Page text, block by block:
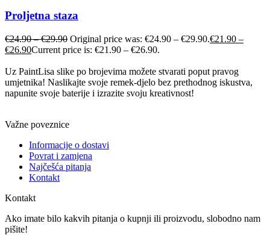
Proljetna staza
€24.90–€29.90 Original price was: €24.90 – €29.90.€21.90 –
€26.90Current price is: €21.90 – €26.90.
Uz PaintLisa slike po brojevima možete stvarati poput pravog
umjetnika! Naslikajte svoje remek-djelo bez prethodnog iskustva,
napunite svoje baterije i izrazite svoju kreativnost!
Važne poveznice
Informacije o dostavi
Povrat i zamjena
Najčešća pitanja
Kontakt
Kontakt
Ako imate bilo kakvih pitanja o kupnji ili proizvodu, slobodno nam
pišite!